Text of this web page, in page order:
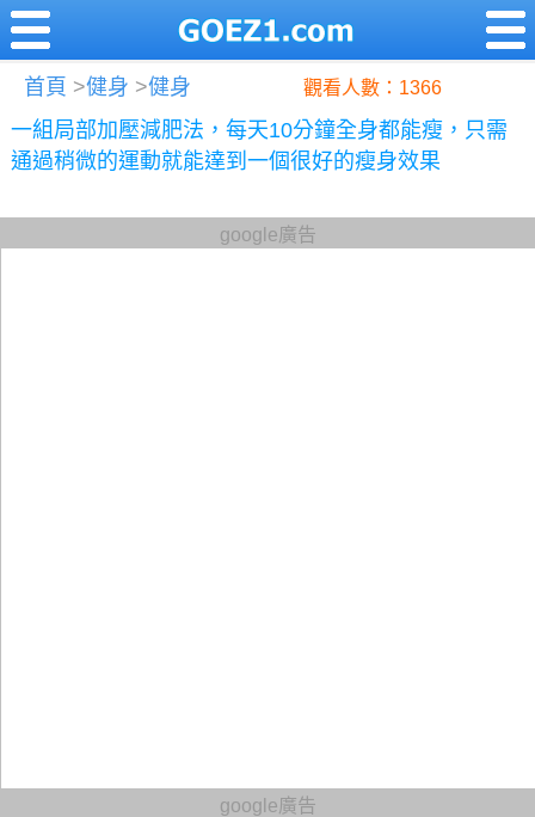
首頁 >健身 >健身 觀看人數：1366
一組局部加壓減肥法，每天10分鐘全身都能瘦，只需
通過稍微的運動就能達到一個很好的瘦身效果
google廣告
google廣告